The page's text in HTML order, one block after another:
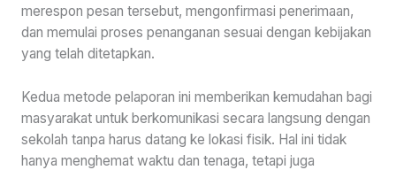
merespon pesan tersebut, mengonfirmasi penerimaan,
dan memulai proses penanganan sesuai dengan kebijakan
yang telah ditetapkan.
Kedua metode pelaporan ini memberikan kemudahan bagi
masyarakat untuk berkomunikasi secara langsung dengan
sekolah tanpa harus datang ke lokasi fisik. Hal ini tidak
hanya menghemat waktu dan tenaga, tetapi juga